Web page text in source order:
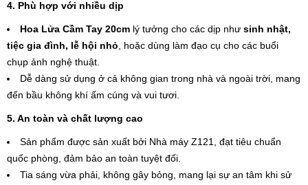
4. Phù hợp với nhiều dịp
Hoa Lửa Cầm Tay 20cm lý tưởng cho các dịp như sinh nhật,
tiệc gia đình, lễ hội nhỏ , hoặc dùng làm đạo cụ cho các buổi
chụp ảnh nghệ thuật.
Dễ dàng sử dụng ở cả không gian trong nhà và ngoài trời, mang
đến bầu không khí ấm cúng và vui tươi.
5. An toàn và chất lượng cao
Sản phẩm được sản xuất bởi Nhà máy Z121, đạt tiêu chuẩn
quốc phòng, đảm bảo an toàn tuyệt đối.
Tia sáng vừa phải, không gây bỏng, mang lại sự an tâm khi sử